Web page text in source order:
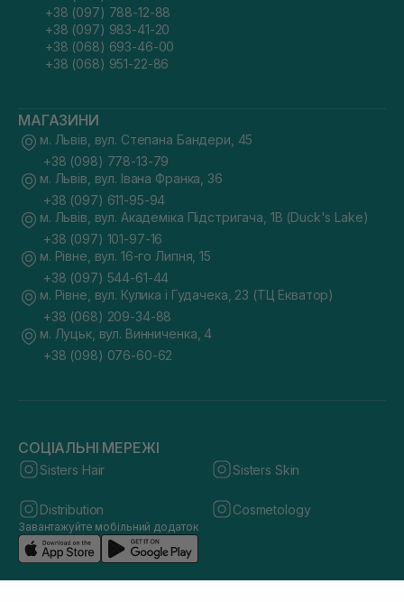
+38 (097) 788-12-88
+38 (097) 983-41-20
+38 (068) 693-46-00
+38 (068) 951-22-86
МАГАЗИНИ
м. Львів, вул. Степана Бандери, 45
+38 (098) 778-13-79
м. Львів, вул. Івана Франка, 36
+38 (097) 611-95-94
м. Львів, вул. Академіка Підстригача, 1В (Duck's Lake)
+38 (097) 101-97-16
м. Рівне, вул. 16-го Липня, 15
+38 (097) 544-61-44
м. Рівне, вул. Кулика і Гудачека, 23 (ТЦ Екватор)
+38 (068) 209-34-88
м. Луцьк, вул. Винниченка, 4
+38 (098) 076-60-62
СОЦІАЛЬНІ МЕРЕЖІ
Sisters Hair Sisters Skin
Distribution Cosmetology
Завантажуйте мобільний додаток